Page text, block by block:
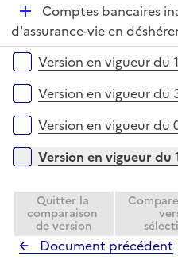
e
r
D
é
p
e
r
Comptes bancaires
d'assurance-vie en
Versions sur la période
Version en vigueur du
Version en vigueur du
Version en vigueur du
Version en vigueur du
Quitter la
comparaison
de version
Document précédent